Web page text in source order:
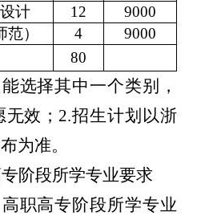
计 12
9000
）
4
9000
80
选择其中一个类别，
效； 2.招生计划以浙
为准。
专阶段所学专业要求
高职高专阶段所学专业